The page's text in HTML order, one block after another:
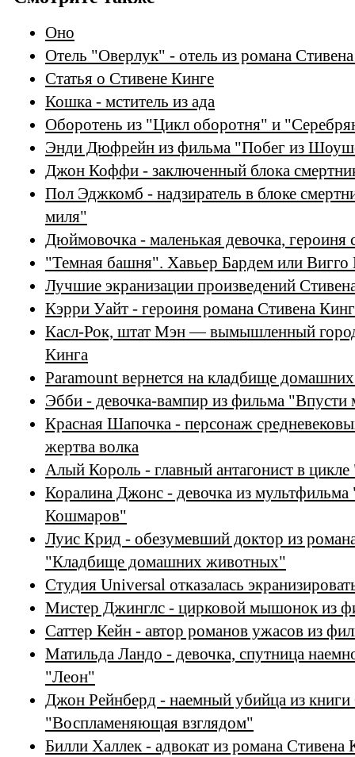
Оно
Отель "Оверлук" - отель из романа
Статья о Стивене Кинге
Кошка - мститель из ада
Оборотень из "Цикл оборотня" и
Энди Дюфрейн из фильма "Побег из
Джон Коффи - заключенный блока
Пол Эджкомб - надзиратель в блоке
миля"
Дюймовочка - маленькая девочка, героиня
"Темная башня". Хавьер Бардем или Вигго
Лучшие экранизации произведений
Кэрри Уайт - героиня романа Стивена
Касл-Рок, штат Мэн — вымышленный город
Кинга
Paramount вернется на кладбище
Эбби - девочка-вампир из фильма "Впусти
Красная Шапочка - персонаж
жертва волка
Алый Король - главный антагонист в
Коралина Джонс - девочка из
Кошмаров"
Луис Крид - обезумевший доктор из
"Кладбище домашних животных"
Студия Universal отказалась
Мистер Джинглс - цирковой мышонок из
Саттер Кейн - автор романов ужасов из
Матильда Ландо - девочка, спутница
"Леон"
Джон Рейнберд - наемный убийца из книги
"Воспламеняющая взглядом"
Билли Халлек - адвокат из романа